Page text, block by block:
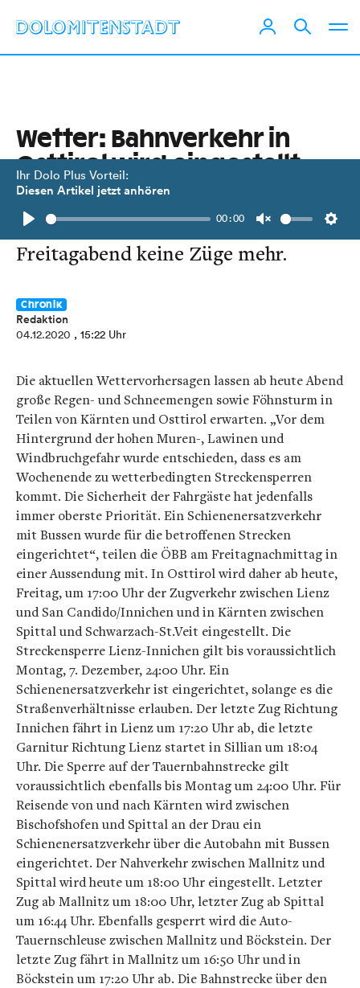
Ihr Dolo Plus Vorteil:
Diesen Artikel jetzt anhören
Play
00:00
Unmute
Wetter: Bahnverkehr in
Osttirol wird eingestellt
Richtung Innichen und auf der
Tauernstrecke fahren ab
Freitagabend keine Züge mehr.
Chronik
Redaktion
04.12.2020 , 15:22 Uhr
Die aktuellen Wettervorhersagen lassen ab heute Abend
große Regen- und Schneemengen sowie Föhnsturm in
Teilen von Kärnten und Osttirol erwarten. „Vor dem
Hintergrund der hohen Muren-, Lawinen und
Windbruchgefahr wurde entschieden, dass es am
Wochenende zu wetterbedingten Streckensperren
kommt. Die Sicherheit der Fahrgäste hat jedenfalls
immer oberste Priorität. Ein Schienenersatzverkehr
mit Bussen wurde für die betroffenen Strecken
eingerichtet“, teilen die ÖBB am Freitagnachmittag in
einer Aussendung mit. In Osttirol wird daher ab heute,
Freitag, um 17:00 Uhr der Zugverkehr zwischen Lienz
und San Candido/Innichen und in Kärnten zwischen
Spittal und Schwarzach-St.Veit eingestellt. Die
Streckensperre Lienz-Innichen gilt bis voraussichtlich
Montag, 7. Dezember, 24:00 Uhr. Ein
Schienenersatzverkehr ist eingerichtet, solange es die
Straßenverhältnisse erlauben. Der letzte Zug Richtung
Innichen fährt in Lienz um 17:20 Uhr ab, die letzte
Garnitur Richtung Lienz startet in Sillian um 18:04
Uhr. Die Sperre auf der Tauernbahnstrecke gilt
voraussichtlich ebenfalls bis Montag um 24:00 Uhr. Für
Reisende von und nach Kärnten wird zwischen
Bischofshofen und Spittal an der Drau ein
Schienenersatzverkehr über die Autobahn mit Bussen
eingerichtet. Der Nahverkehr zwischen Mallnitz und
Spittal wird heute um 18:00 Uhr eingestellt. Letzter
Zug ab Mallnitz um 18:00 Uhr, letzter Zug ab Spittal
um 16:44 Uhr. Ebenfalls gesperrt wird die Auto-
Tauernschleuse zwischen Mallnitz und Böckstein. Der
letzte Zug fährt in Mallnitz um 16:50 Uhr und in
Böckstein um 17:20 Uhr ab. Die Bahnstrecke über den